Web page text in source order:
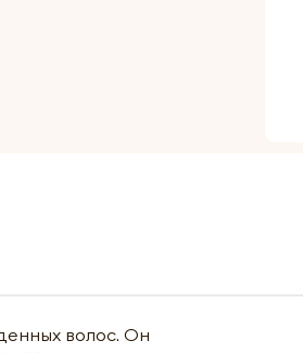
волос. Он